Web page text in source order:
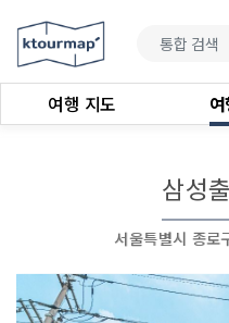
여행 지도
삼성
서울특별시 종